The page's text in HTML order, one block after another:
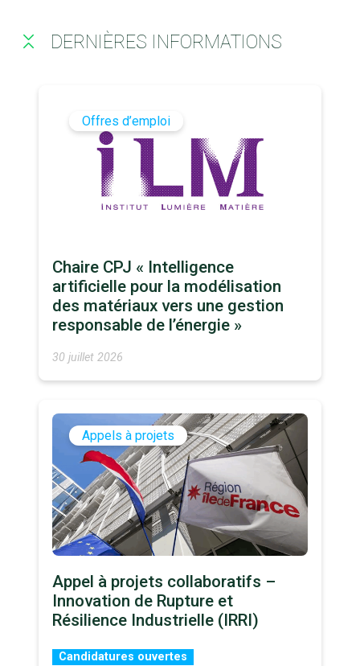
DERNIÈRES INFORMATIONS
Offres d’emploi
Chaire CPJ « Intelligence
artificielle pour la modélisation
des matériaux vers une gestion
responsable de l’énergie »
30 juillet 2026
Appels à projets
Appel à projets collaboratifs –
Innovation de Rupture et
Résilience Industrielle (IRRI)
Candidatures ouvertes